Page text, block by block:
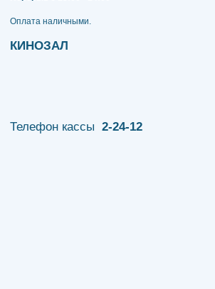
​​​​​​​Оплата наличными.
КИНОЗАЛ
Телефон кассы 2-24-12